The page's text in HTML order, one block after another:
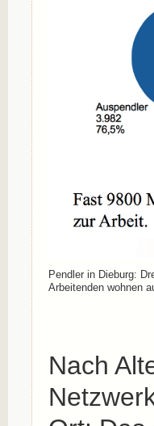
Pendler in Dieburg:
Arbeitenden wohnen
Nach